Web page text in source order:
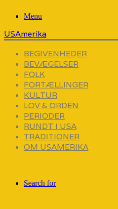
Menu
USAmerika
BEGIVENHEDER
BEVÆGELSER
FOLK
FORTÆLLINGER
KULTUR
LOV & ORDEN
PERIODER
RUNDT I USA
TRADITIONER
OM USAMERIKA
Search for